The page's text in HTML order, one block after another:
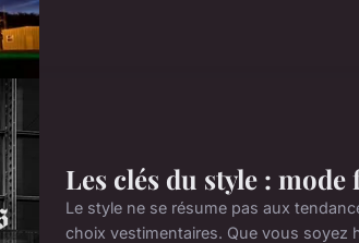
Les clés du style :
Le style ne se résume pas aux
choix vestimentaires. Que vous soyez